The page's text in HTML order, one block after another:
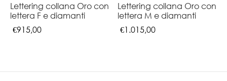
Lettering collana Oro con
lettera F e diamanti
€915,00
Lettering collana Oro con
lettera M e diamanti
€1.015,00